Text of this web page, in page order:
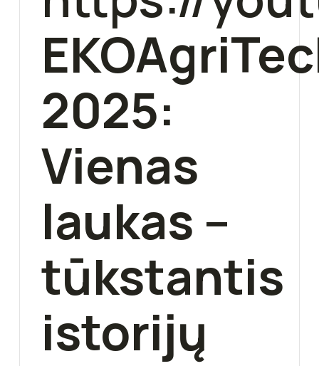
2025:
Vienas
laukas –
tūkstantis
istorijų